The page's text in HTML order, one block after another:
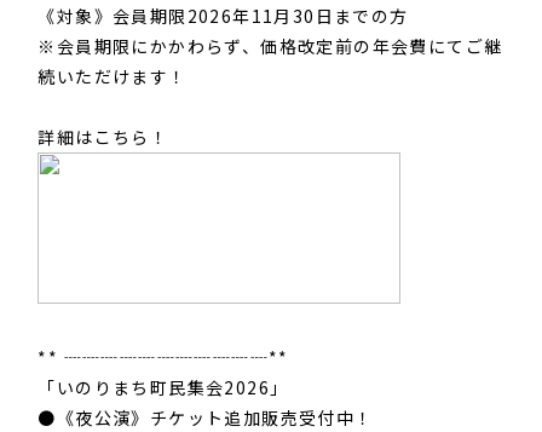
《対象》会員期限2026年11月30日までの方
※会員期限にかかわらず、価格改定前の年会費にてご継
続いただけます！
詳細はこちら！
** ┈┈┈┈┈┈┈┈┈┈┈**
「いのりまち町民集会2026」
●《夜公演》チケット追加販売受付中！